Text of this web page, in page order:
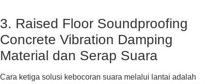
3. Raised Floor Soundproofing
Concrete Vibration Damping
Material dan Serap Suara
Cara ketiga solusi kebocoran suara melalui lantai adalah